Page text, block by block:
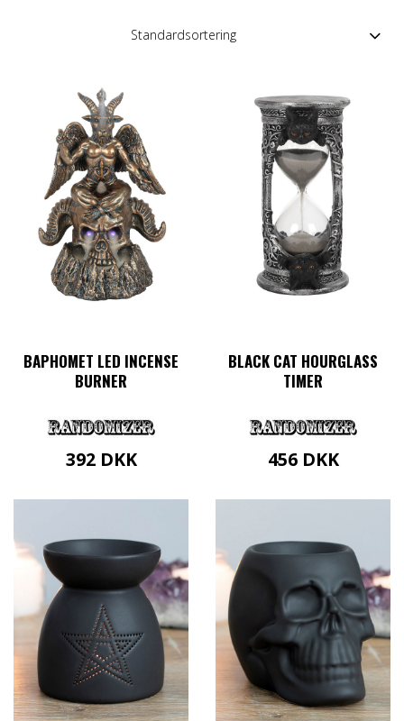
BAPHOMET LED INCENSE
BURNER
392 DKK
BLACK CAT HOURGLASS
TIMER
456 DKK